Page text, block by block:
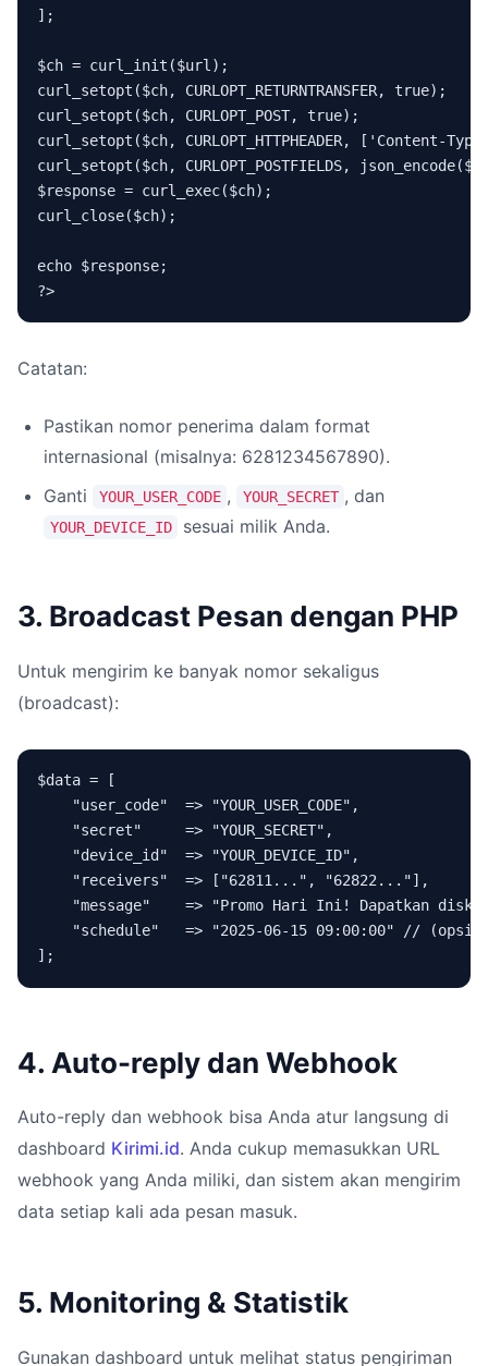
];
$ch = curl_init($url);
curl_setopt($ch, CURLOPT_RETURNTRANSFER, true);
curl_setopt($ch, CURLOPT_POST, true);
curl_setopt($ch, CURLOPT_HTTPHEADER, ['Content-
curl_setopt($ch, CURLOPT_POSTFIELDS,
$response = curl_exec($ch);
curl_close($ch);
echo $response;
?>
Catatan:
Pastikan nomor penerima dalam format
internasional (misalnya: 6281234567890).
Ganti
YOUR_USER_CODE , YOUR_SECRET , dan
YOUR_DEVICE_ID sesuai milik Anda.
3. Broadcast Pesan dengan PHP
Untuk mengirim ke banyak nomor sekaligus
(broadcast):
$data = [
    "user_code"  => "YOUR_USER_CODE",
    "secret"     => "YOUR_SECRET",
    "device_id"  => "YOUR_DEVICE_ID",
    "receivers"  => ["62811...", "62822..."],
"message"    => "Promo Hari Ini! Dapatkan
"schedule"   => "2025-06-15 09:00:00" //
4. Auto-reply dan Webhook
Auto-reply dan webhook bisa Anda atur langsung di
dashboard Kirimi.id. Anda cukup memasukkan URL
webhook yang Anda miliki, dan sistem akan mengirim
data setiap kali ada pesan masuk.
5. Monitoring & Statistik
Gunakan dashboard untuk melihat status pengiriman